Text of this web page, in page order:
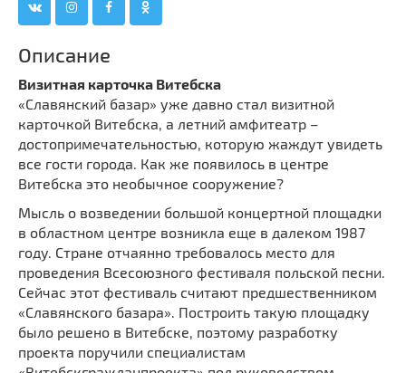
Мечети
Часовни
Кирхи
Кладбище
Культурные центры
Театры
Концертные залы
Выберите направление
Описание
Визитная карточка Витебска
«Славянский базар» уже давно стал визитной
карточкой Витебска, а летний амфитеатр –
достопримечательностью, которую жаждут увидеть
все гости города. Как же появилось в центре
Витебска это необычное сооружение?
Мысль о возведении большой концертной площадки
в областном центре возникла еще в далеком 1987
году. Стране отчаянно требовалось место для
проведения Всесоюзного фестиваля польской песни.
Сейчас этот фестиваль считают предшественником
«Славянского базара». Построить такую площадку
было решено в Витебске, поэтому разработку
проекта поручили специалистам